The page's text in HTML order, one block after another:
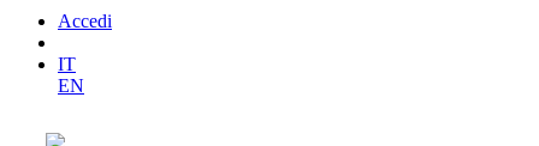
Accedi
IT
EN